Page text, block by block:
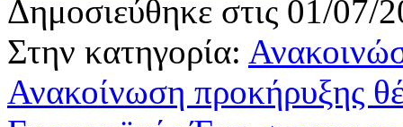
Δημοσιεύθηκε στις 01/07/
Στην κατηγορία:
Ανακοίνωση προκήρυξης